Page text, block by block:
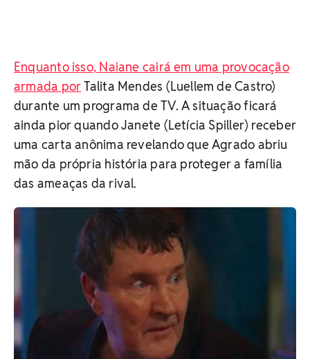
Enquanto isso, Naiane cairá em uma provocação
armada porTalita Mendes (Luellem de Castro)
durante um programa de TV. A situação ficará
ainda pior quando Janete (Letícia Spiller) receber
uma carta anônima revelando que Agrado abriu
mão da própria história para proteger a família
das ameaças da rival.